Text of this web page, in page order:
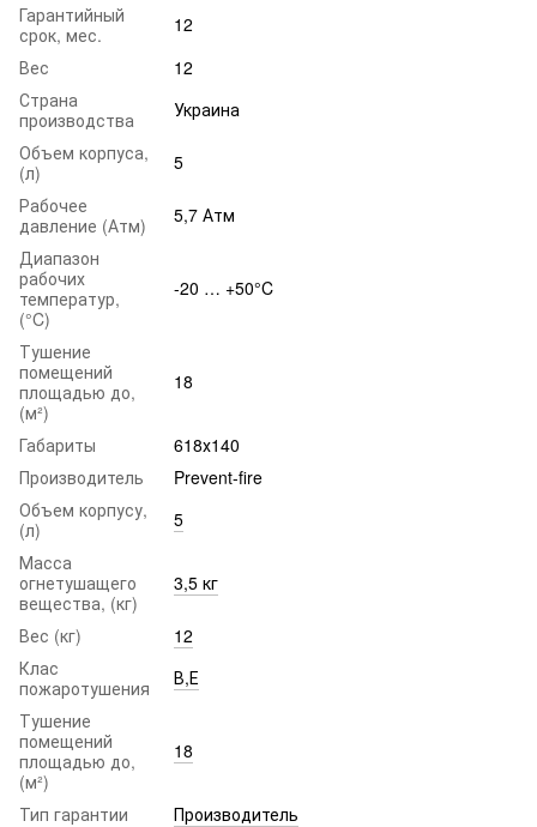
Гарантийный
срок, мес.
12
Вес
12
Страна
производства
Украина
Объем корпуса,
(л)
5
Рабочее
давление (Атм)
5,7 Атм
Диапазон
рабочих
температур,
(°C)
-20 … +50°C
Тушение
помещений
площадью до,
(м²)
18
Габариты
618х140
Производитель
Prevent-fire
Объем корпусу,
(л)
5
Масса
огнетушащего
вещества, (кг)
3,5 кг
Вес (кг)
12
Клас
пожаротушения
В,Е
Тушение
помещений
площадью до,
(м²)
18
Тип гарантии
Производитель